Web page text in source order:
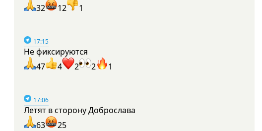
32
12 1
17:15
Не фиксируются
47
4 2 2 1
17:06
Летят в сторону Доброслава
63
25